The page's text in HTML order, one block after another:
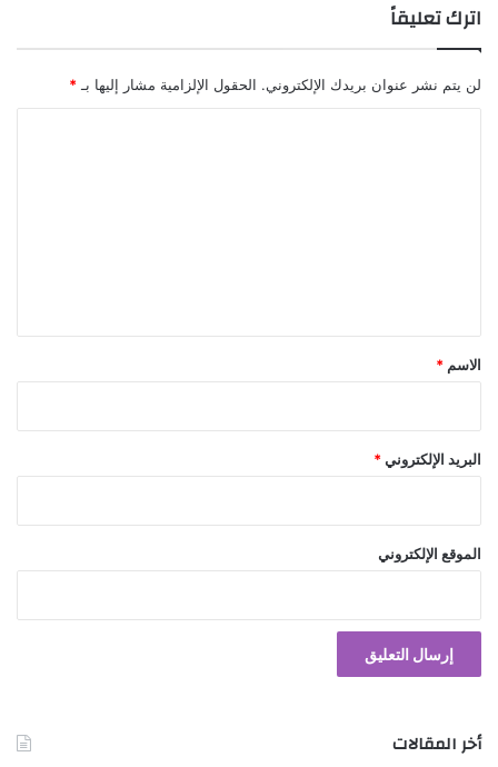
ت
ل
ب
ا
ق
ع
ة
اترك تعليقاً
لن يتم نشر عنوان بريدك الإلكتروني. الحقول الإلزامية مشار إليها بـ *
*
الاسم *
البريد الإلكتروني *
الموقع الإلكتروني
أخر المقالات